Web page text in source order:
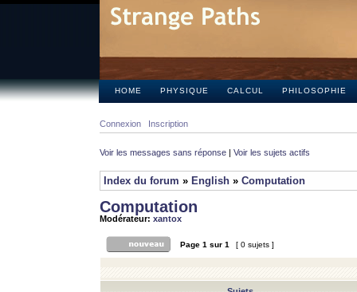
HOME PHYSIQUE CALCUL PHILOSOPHIE
Connexion Inscription
Voir les messages sans réponse | Voir les sujets actifs
Index du forum » English » Computation
Computation
Modérateur: xantox
Page 1 sur 1 [ 0 sujets ]